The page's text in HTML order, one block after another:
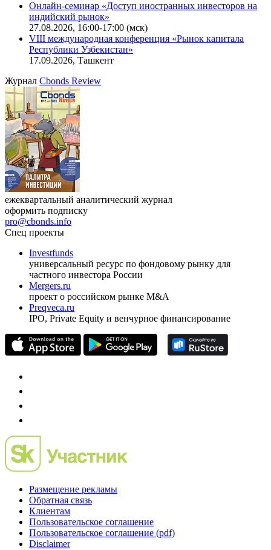
Онлайн-семинар «Новый стандарт инвестиций в
офисную недвижимость»
11.08.2026, 16:30-18:00 (мск)
Онлайн-семинар «Доступ иностранных инвесторов на
индийский рынок»
VIII международная конференция «Рынок капитала
Республики Узбекистан»
17.09.2026, Ташкент
ЖурналCbonds Review
ежеквартальный аналитический журнал
оформить подписку
pro@cbonds.info
Спец проекты
Investfunds
универсальный ресурс по фондовому рынку для
частного инвестора России
проект о российском рынке M&A
Preqveca.ru
Размещение рекламы
Обратная связь